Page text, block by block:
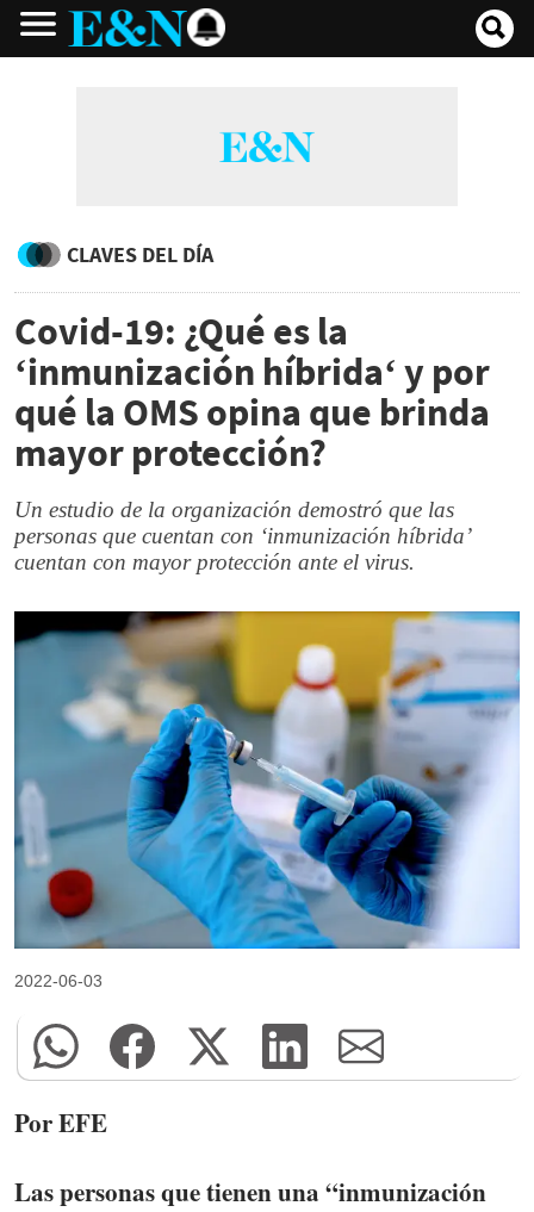
CLAVES DEL DÍA
Covid-19: ¿Qué es la
‘inmunización híbrida‘ y por
qué la OMS opina que brinda
mayor protección?
Un estudio de la organización demostró que las
personas que cuentan con ‘inmunización híbrida’
cuentan con mayor protección ante el virus.
2022-06-03
Por EFE
Las personas que tienen una “inmunización